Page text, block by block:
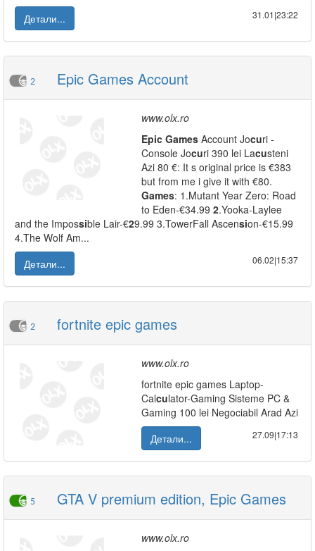
Детали...
31.01|23:22
2 Epic Games Account
www.olx.ro
Epic Games Account Jocuri -
Console Jocuri 390 lei Lacusteni
Azi 80 €: It s original price is €383
but from me i give it with €80.
Games: 1.Mutant Year Zero: Road
to Eden-€34.99 2.Yooka-Laylee
and the Impossible Lair-€29.99 3.TowerFall Ascension-€15.99
4.The Wolf Am...
Детали...
06.02|15:37
2 fortnite epic games
www.olx.ro
fortnite epic games Laptop-
Calculator-Gaming Sisteme PC &
Gaming 100 lei Negociabil Arad Azi
Детали...
27.09|17:13
5 GTA V premium edition, Epic Games
www.olx.ro